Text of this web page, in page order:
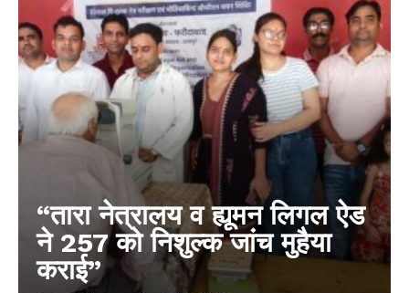
“तारा नेत्रालय व ह्यूमन लिगल ऐड
ने 257 को निशुल्क जांच मुहैया
कराई”